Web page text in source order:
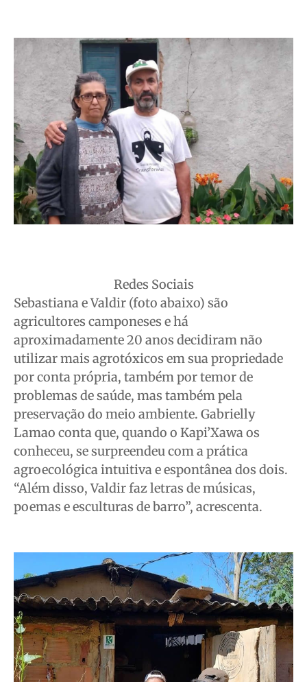
Redes Sociais
Sebastiana e Valdir (foto abaixo) são
agricultores camponeses e há
aproximadamente 20 anos decidiram não
utilizar mais agrotóxicos em sua propriedade
por conta própria, também por temor de
problemas de saúde, mas também pela
preservação do meio ambiente. Gabrielly
Lamao conta que, quando o Kapi’Xawa os
conheceu, se surpreendeu com a prática
agroecológica intuitiva e espontânea dos dois.
“Além disso, Valdir faz letras de músicas,
poemas e esculturas de barro”, acrescenta.